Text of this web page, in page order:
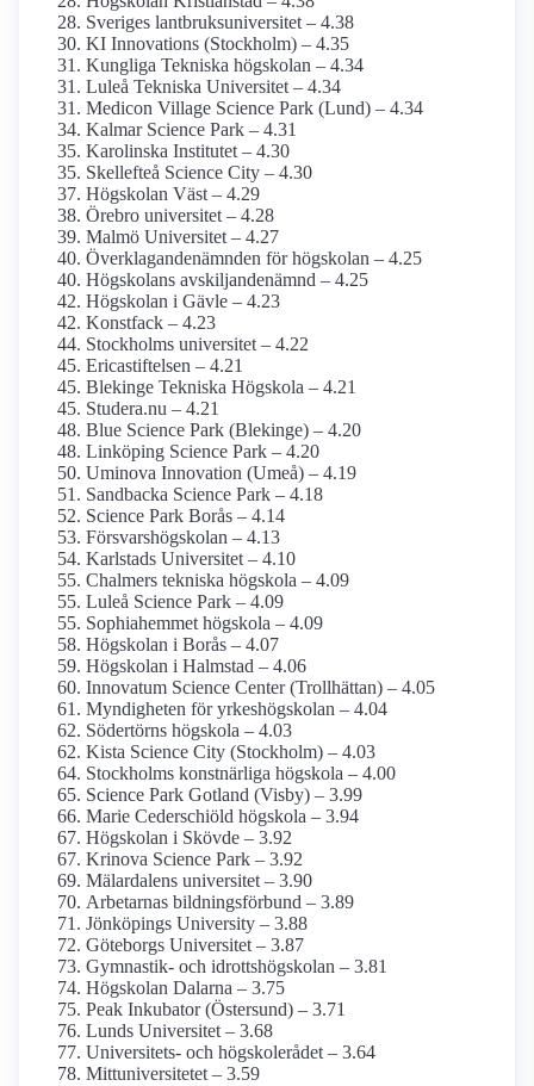
Sveriges lantbruks­universitet – 4.38
KI Innovations (Stockholm) – 4.35
Kungliga Tekniska högskolan – 4.34
Luleå Tekniska Universitet – 4.34
Medicon Village Science Park (Lund) – 4.34
Kalmar Science Park – 4.31
Karolinska Institutet – 4.30
Skellefteå Science City – 4.30
Högskolan Väst – 4.29
Örebro universitet – 4.28
Malmö Universitet – 4.27
Överklagande­nämnden för högskolan – 4.25
Högskolans avskiljande­nämnd – 4.25
Högskolan i Gävle – 4.23
Konstfack – 4.23
Stockholms universitet – 4.22
Ericastiftelsen – 4.21
Blekinge Tekniska Högskola – 4.21
Studera.nu – 4.21
Blue Science Park (Blekinge) – 4.20
Linköping Science Park – 4.20
Uminova Innovation (Umeå) – 4.19
Sandbacka Science Park – 4.18
Science Park Borås – 4.14
Försvars­högskolan – 4.13
Karlstads Universitet – 4.10
Chalmers tekniska högskola – 4.09
Luleå Science Park – 4.09
Sophiahemmet högskola – 4.09
Högskolan i Borås – 4.07
Högskolan i Halmstad – 4.06
Innovatum Science Center (Trollhättan) – 4.05
Myndigheten för yrkes­högskolan – 4.04
Södertörns högskola – 4.03
Kista Science City (Stockholm) – 4.03
Stockholms konstnärliga högskola – 4.00
Science Park Gotland (Visby) – 3.99
Marie Cederschiöld högskola – 3.94
Högskolan i Skövde – 3.92
Krinova Science Park – 3.92
Mälardalens universitet – 3.90
Arbetarnas bildningsförbund – 3.89
Jönköpings University – 3.88
Göteborgs Universitet – 3.87
Gymnastik- och idrotts­högskolan – 3.81
Högskolan Dalarna – 3.75
Peak Inkubator (Östersund) – 3.71
Lunds Universitet – 3.68
Universitets- och högskolerådet – 3.64
Mitt­universitetet – 3.59